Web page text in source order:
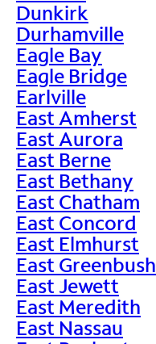
Dunkirk
Durhamville
Eagle Bay
Eagle Bridge
Earlville
East Amherst
East Aurora
East Berne
East Bethany
East Chatham
East Concord
East Elmhurst
East Greenbush
East Jewett
East Meredith
East Nassau